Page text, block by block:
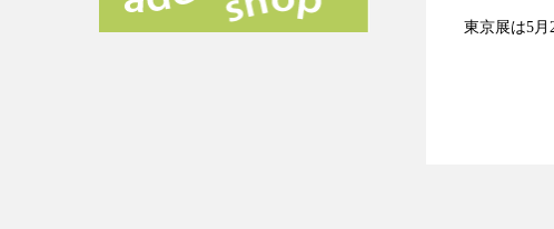
東京展は5月